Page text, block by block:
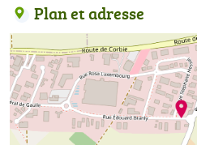
Plan et adresse